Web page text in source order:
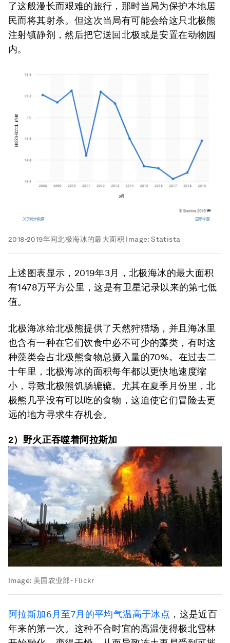
了这般漫长而艰难的旅行，那时当局为保护本地居
民而将其射杀。但这次当局有可能会给这只北极熊
注射镇静剂，然后把它送回北极或是安置在动物园
内。
2018-2019年间北极海冰的最大面积 Image:Statista
上述图表显示，2019年3月，北极海冰的最大面积
有1478万平方公里，这是有卫星记录以来的第七低
值。
北极海冰给北极熊提供了天然狩猎场，并且海冰里
也含有一种在它们饮食中必不可少的藻类，有时这
种藻类会占北极熊食物总摄入量的70%。在过去二
十年里，北极海冰的面积每年都以更快地速度缩
小，导致北极熊饥肠辘辘。尤其在夏季月份里，北
极熊几乎没有可以吃的食物，这迫使它们冒险去更
远的地方寻求生存机会。
2）野火正吞噬着阿拉斯加
Image: 美国农业部- Flickr
阿拉斯加6月至7月的平均气温高于冰点 ，这是近百
年来的第一次。这种不合时宜的高温使得极北雪林